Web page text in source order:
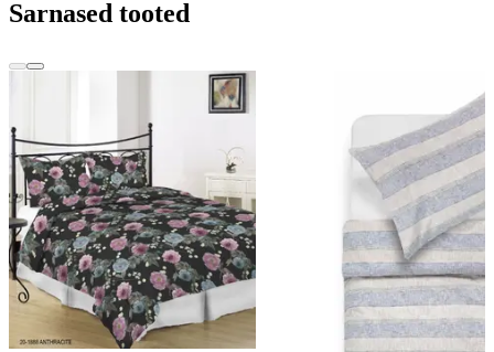
Sarnased tooted